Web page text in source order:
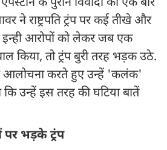
ने राष्ट्रपति ट्रंप पर कई तीखे और
आरोपों को लेकर जब एक
किया, तो ट्रंप बुरी तरह भड़क उठे.
आलोचना करते हुए उन्हें 'कलंक'
उन्हें इस तरह की घटिया बातें
भड़के ट्रंप